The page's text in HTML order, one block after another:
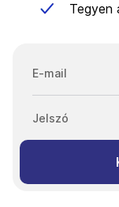
Tegyen
E-mail
Jelszó